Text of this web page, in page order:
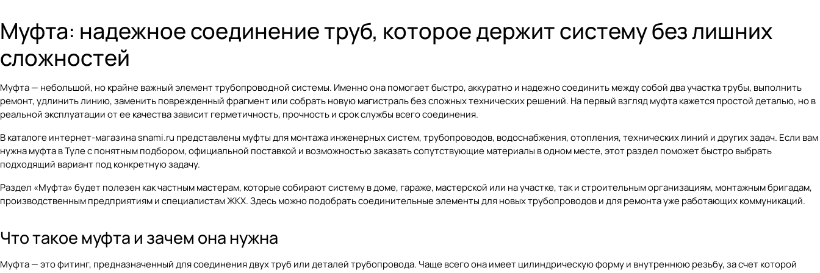
Муфта: надежное соединение труб, которое держит систему без лишних
сложностей
Муфта — небольшой, но крайне важный элемент трубопроводной системы. Именно она помогает быстро, аккуратно и надежно соединить между собой два участка трубы, выполнить
ремонт, удлинить линию, заменить поврежденный фрагмент или собрать новую магистраль без сложных технических решений. На первый взгляд муфта кажется простой деталью, но в
реальной эксплуатации от ее качества зависит герметичность, прочность и срок службы всего соединения.
В каталоге интернет-магазинаsnami.ru представлены муфты для монтажа инженерных систем, трубопроводов, водоснабжения, отопления, технических линий и других задач. Если вам
нужна муфта в Туле с понятным подбором, официальной поставкой и возможностью заказать сопутствующие материалы в одном месте, этот раздел поможет быстро выбрать
подходящий вариант под конкретную задачу.
Раздел «Муфта»будет полезен как частным мастерам, которые собирают систему в доме, гараже, мастерской или на участке, так и строительным организациям, монтажным бригадам,
производственным предприятиям и специалистам ЖКХ. Здесь можно подобрать соединительные элементы для новых трубопроводов и для ремонта уже работающих коммуникаций.
Что такое муфта и зачем она нужна
Муфта — это фитинг, предназначенный для соединения двух труб или деталей трубопровода. Чаще всего она имеет цилиндрическую форму и внутреннюю резьбу, за счет которой